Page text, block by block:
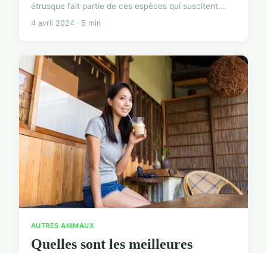
étrusque fait partie de ces espèces qui suscitent...
4 avril 2024 · 5 min
AUTRES ANIMAUX
Quelles sont les meilleures